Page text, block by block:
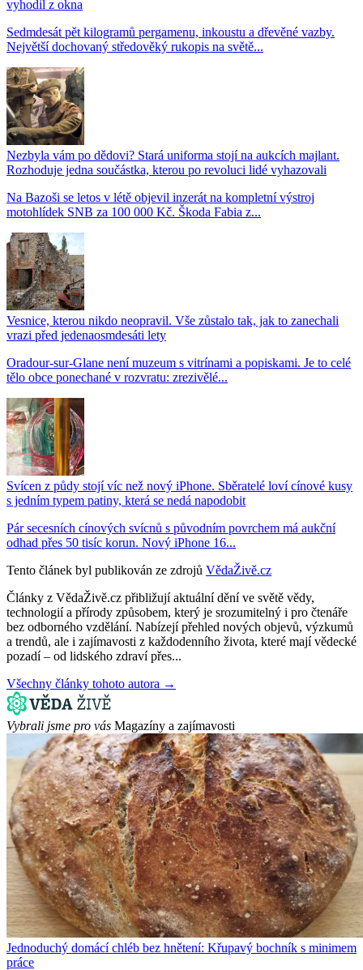
vyhodil z okna
Sedmdesát pět kilogramů pergamenu, inkoustu a dřevěné vazby.
Největší dochovaný středověký rukopis na světě...
Nezbyla vám po dědovi? Stará uniforma stojí na aukcích majlant.
Rozhoduje jedna součástka, kterou po revoluci lidé vyhazovali
Na Bazoši se letos v létě objevil inzerát na kompletní výstroj
motohlídek SNB za 100 000 Kč. Škoda Fabia z...
Vesnice, kterou nikdo neopravil. Vše zůstalo tak, jak to zanechali
vrazi před jedenaosmdesáti lety
Oradour-sur-Glane není muzeum s vitrínami a popiskami. Je to celé
tělo obce ponechané v rozvratu: zrezivělé...
Svícen z půdy stojí víc než nový iPhone. Sběratelé loví cínové kusy
s jedním typem patiny, která se nedá napodobit
Pár secesních cínových svícnů s původním povrchem má aukční
odhad přes 50 tisíc korun. Nový iPhone 16...
Tento článek byl publikován ze zdrojů VědaŽivě.cz
Články z VědaŽivě.cz přibližují aktuální dění ve světě vědy,
technologií a přírody způsobem, který je srozumitelný i pro čtenáře
bez odborného vzdělání. Nabízejí přehled nových objevů, výzkumů
a trendů, ale i zajímavosti z každodenního života, které mají vědecké
pozadí – od lidského zdraví přes...
Všechny články tohoto autora →
Vybrali jsme pro vás Magazíny a zajímavosti
Jednoduchý domácí chléb bez hnětení: Křupavý bochník s minimem
práce